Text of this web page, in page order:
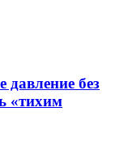
без
«тихим